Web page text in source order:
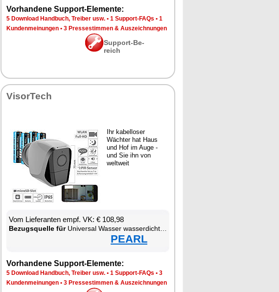
Vor­han­de­ne Sup­port-Ele­men­te:
5 Down­load Hand­buch, Trei­ber usw. • 1 Sup­port-FAQs • 1
Kun­den­mei­nun­gen • 3 Pres­se­stim­men & Aus­zeich­nun­gen
Sup­port-Be­
reich
Vi­sor­Tech
Ihr ka­bel­lo­ser
Wäch­ter hat Haus
und Hof im Au­ge -
und Sie ihn von
welt­weit
Vom Lie­fe­ran­ten empf. VK: € 108,98
Be­zugs­quel­le fürUni­ver­sal Was­ser was­ser­dich­ter W-LAN was­ser­fest staub­dicht Smart­pho­ne
PEARL
Vor­han­de­ne Sup­port-Ele­men­te:
5 Down­load Hand­buch, Trei­ber usw. • 1 Sup­port-FAQs • 3
Kun­den­mei­nun­gen • 3 Pres­se­stim­men & Aus­zeich­nun­gen